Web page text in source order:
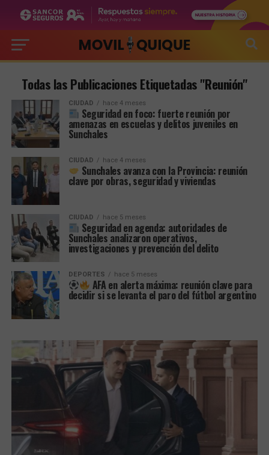
Todas las Publicaciones Etiquetadas "Reunión"
CIUDAD hace 4 meses
Seguridad en foco: fuerte reunión por
amenazas en escuelas y delitos juveniles en
Sunchales
CIUDAD hace 4 meses
Sunchales avanza con la Provincia: reunión
clave por obras, seguridad y viviendas
CIUDAD hace 5 meses
Seguridad en agenda: autoridades de
Sunchales analizaron operativos,
investigaciones y prevención del delito
DEPORTES hace 5 meses
AFA en alerta máxima: reunión clave para
decidir si se levanta el paro del fútbol argentino